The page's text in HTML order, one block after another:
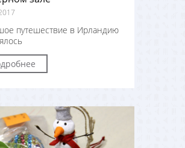
путешествие в Ирландию